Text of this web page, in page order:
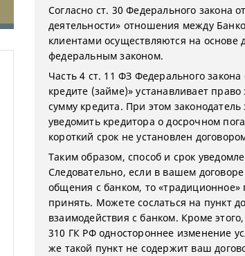
Согласно ст. 30 Федерального закона
деятельности» отношения между
клиентами осуществляются на основе
федеральным законом.
Часть 4 ст. 11 ФЗ Федерального
кредите (займе)» устанавливает
сумму кредита. При этом
уведомить кредитора о досрочном
короткий срок не установлен
Таким образом, способ и срок
Следовательно, если в вашем
общения с банком, то «традиционное»
принять. Можете сослаться на пункт
взаимодействия с банком. Кроме
310 ГК РФ одностороннее изменение
же такой пункт не содержит ваш